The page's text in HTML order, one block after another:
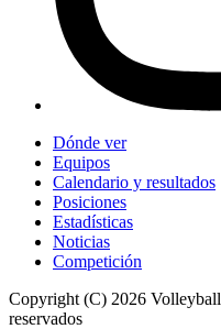
Dónde ver
Equipos
Calendario y resultados
Posiciones
Estadísticas
Noticias
Competición
Copyright (C) 2026
reservados